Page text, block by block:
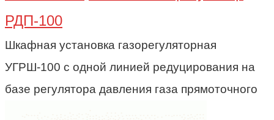
РДП-100
Шкафная установка газорегуляторная
УГРШ-100 с одной линией редуцирования на
базе регулятора давления газа прямоточного